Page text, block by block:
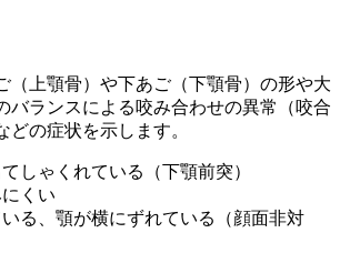
（上顎骨）や下あご（下顎骨）の形や大
バランスによる咬み合わせの異常（咬合
どの症状を示します。
しゃくれている（下顎前突）
くい
る、顎が横にずれている（顔面非対